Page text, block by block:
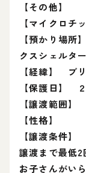
【その他】
【マイクロ
【預かり場
クスシェルター
【経緯】 ブ
【保護日】
【譲渡範囲
【性格】
【譲渡条件】
譲渡まで最低
お子さんがい